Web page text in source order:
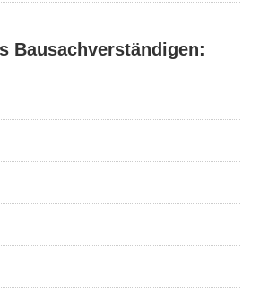
Bausachverständigen: